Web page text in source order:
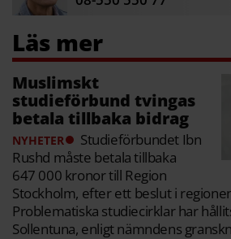
Muslimskt
studieförbund tvingas
betala tillbaka bidrag
NYHETER
Studieförbundet Ibn
Rushd måste betala tillbaka
647 000 kronor till Region
Stockholm, efter ett beslut i
Problematiska studiecirklar har
Sollentuna, enligt nämndens